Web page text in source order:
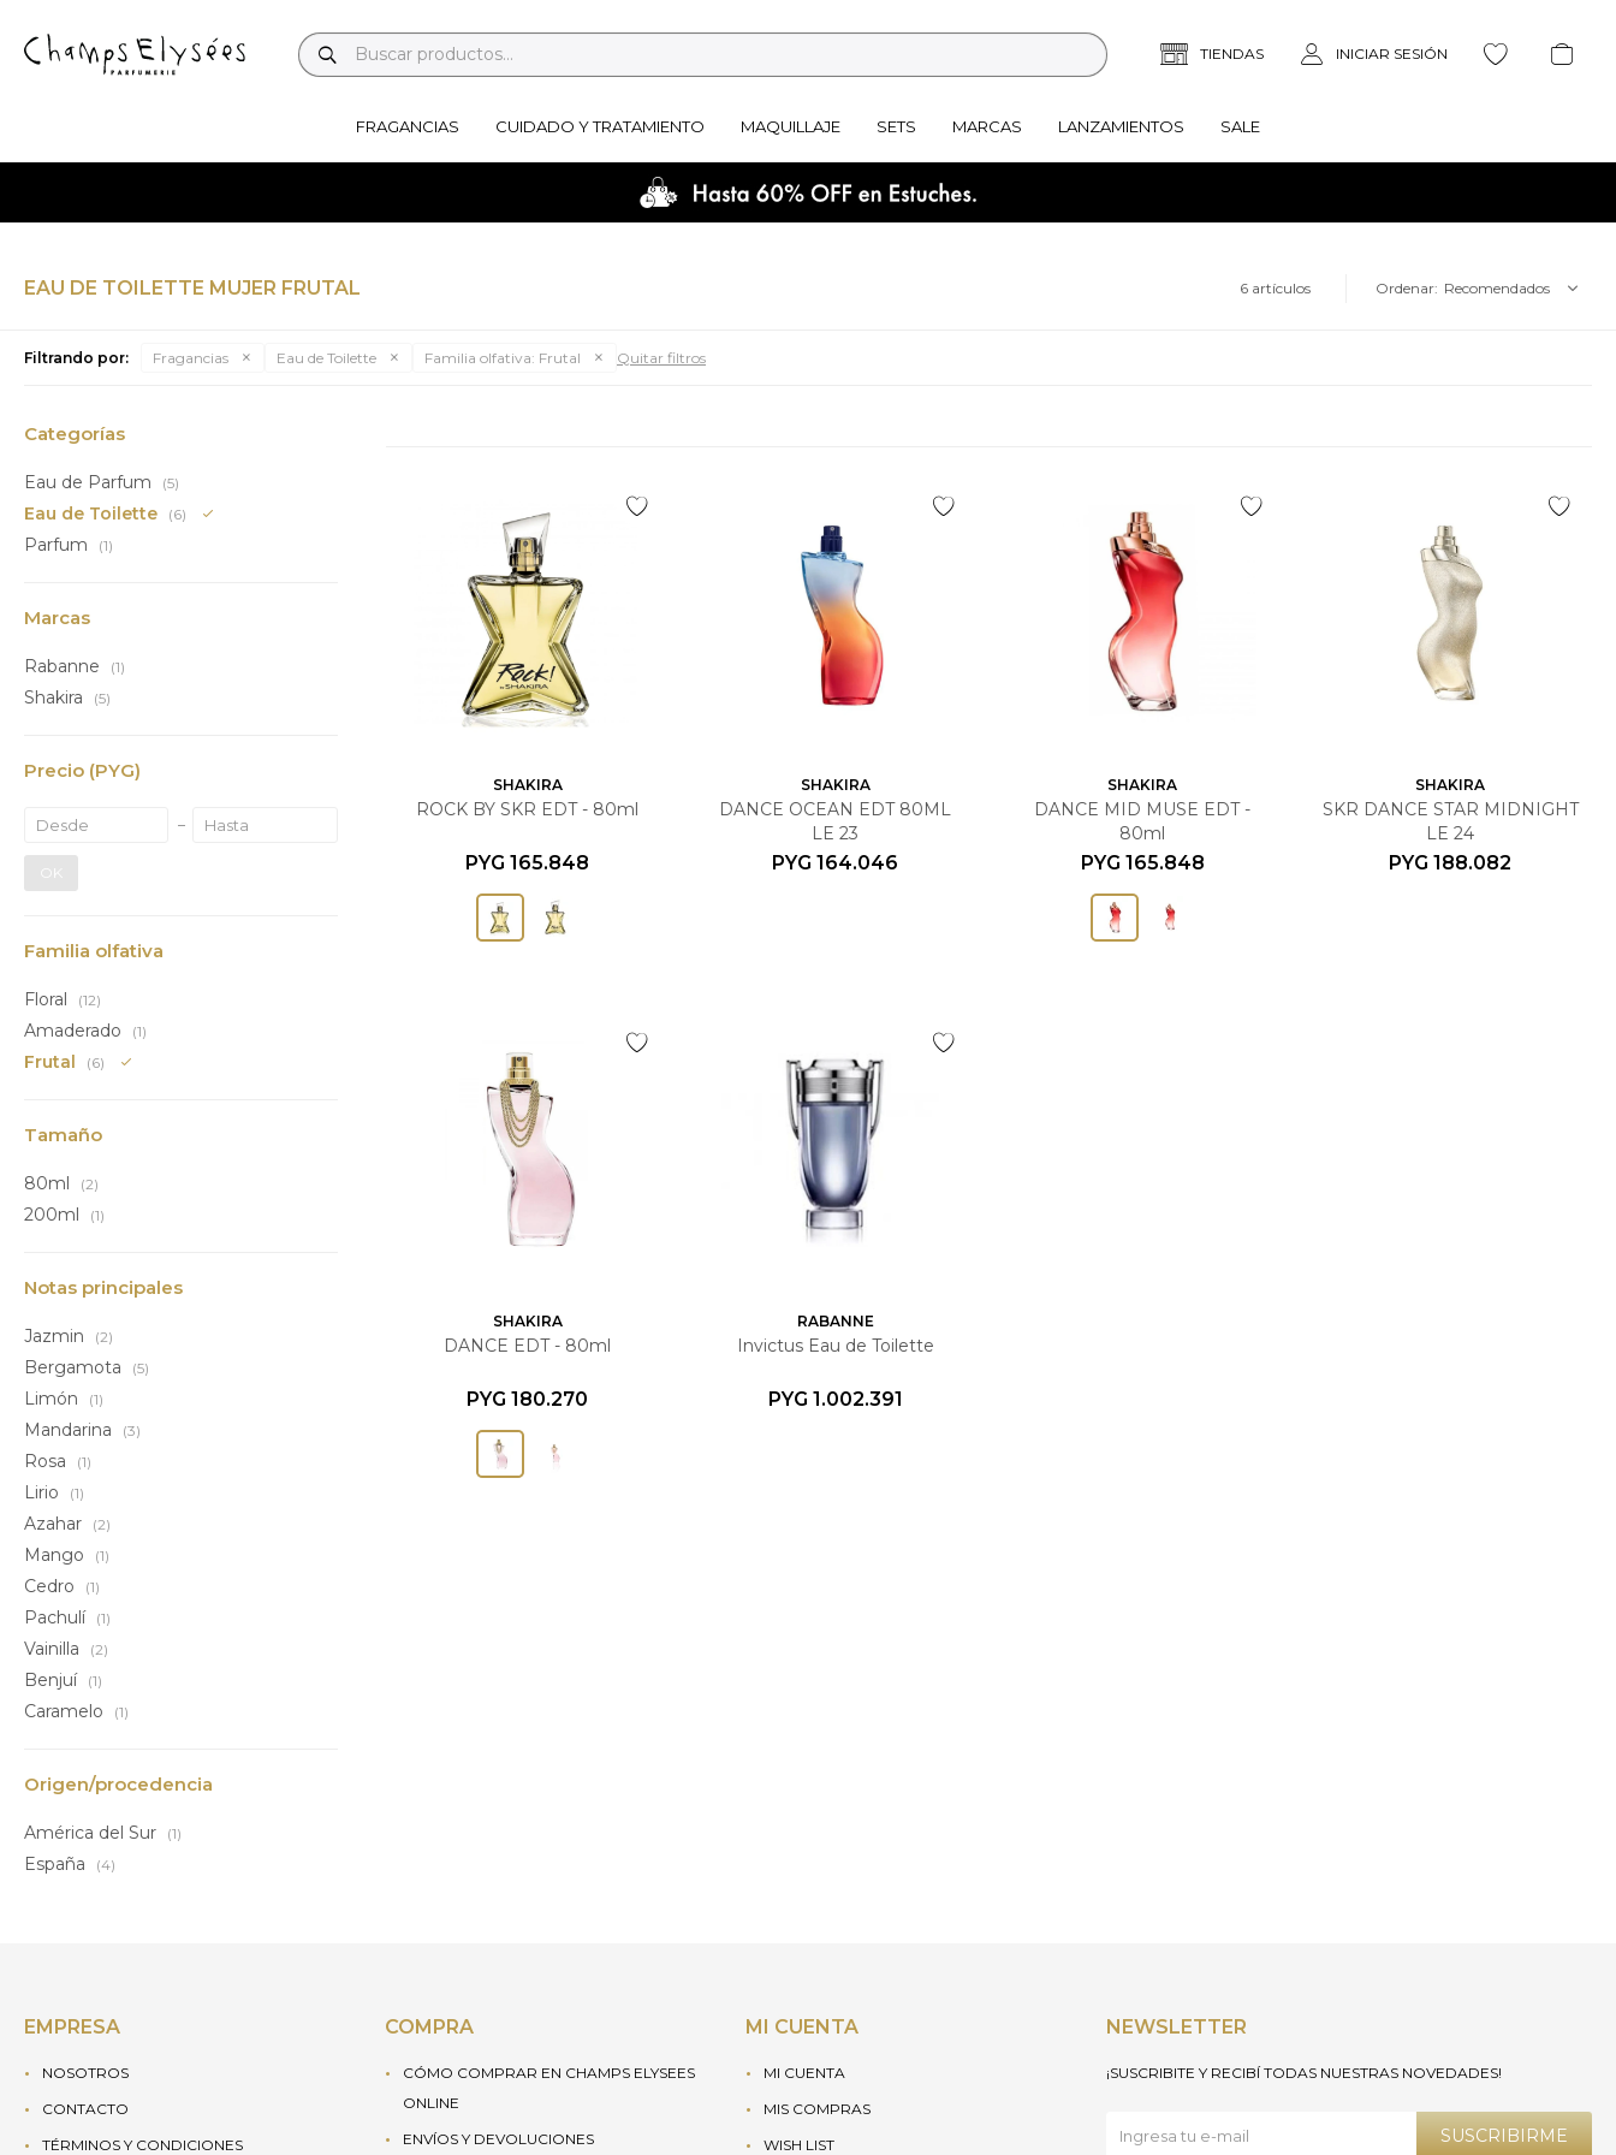
FRAGANCIAS CUIDADO Y TRATAMIENTO MAQUILLAJE SETS MARCAS LANZAMIENTOS SALE
EAU DE TOILETTE MUJER FRUTAL 6 artículos Recomendados
Filtrando por: Fragancias Eau de Toilette Familia olfativa: Frutal Quitar filtros
SHAKIRA
ROCK BY SKR EDT - 80ml
PYG 165.848
SHAKIRA
DANCE OCEAN EDT 80ML
LE 23
PYG 164.046
SHAKIRA
DANCE MID MUSE EDT -
80ml
PYG 165.848
SHAKIRA
SKR DANCE STAR MIDNIGHT
LE 24
PYG 188.082
SHAKIRA
DANCE EDT - 80ml
PYG 180.270
RABANNE
Invictus Eau de Toilette
PYG 1.002.391
Categorías
Eau de Parfum (5)
Eau de Toilette (6)
Parfum (1)
Marcas
Rabanne (1)
Shakira (5)
Precio (PYG)
OK
Familia olfativa
Floral (12)
Amaderado (1)
Frutal (6)
Tamaño
80ml (2)
200ml (1)
Notas principales
Jazmin (2)
Bergamota (5)
Limón (1)
Mandarina (3)
Rosa (1)
Lirio (1)
Azahar (2)
Mango (1)
Cedro (1)
Pachulí (1)
Vainilla (2)
Benjuí (1)
Caramelo (1)
Origen/procedencia
América del Sur (1)
España (4)
EMPRESA
NOSOTROS
CONTACTO
TÉRMINOS Y CONDICIONES
COMPRA
CÓMO COMPRAR EN CHAMPS ELYSEES
ONLINE
ENVÍOS Y DEVOLUCIONES
MI CUENTA
MI CUENTA
MIS COMPRAS
WISH LIST
NEWSLETTER
¡SUSCRIBITE Y RECIBÍ TODAS NUESTRAS NOVEDADES!
SUSCRIBIRME